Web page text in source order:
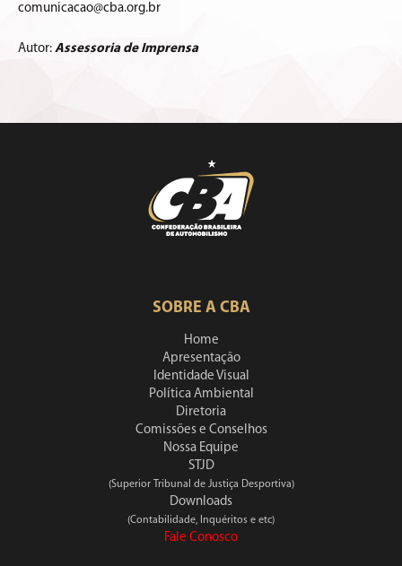
comunicacao@cba.org.br
Autor: Assessoria de Imprensa
SOBRE A CBA
Home
Apresentação
Identidade Visual
Política Ambiental
Diretoria
Comissões e Conselhos
Nossa Equipe
STJD
(Superior Tribunal de Justiça Desportiva)
Downloads
(Contabilidade, Inquéritos e etc)
Fale Conosco